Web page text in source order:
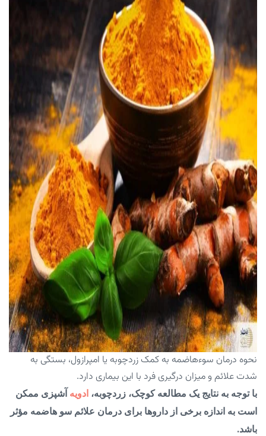
نحوه درمان سوءهاضمه به کمک زردچوبه یا امپرازول، بستگی به
شدت علائم و میزان درگیری فرد با این بیماری دارد.
با توجه به نتایج یک مطالعه کوچک، زردچوبه، ادویه آشپزی ممکن
است به اندازه برخی از داروها برای درمان علائم سو هاضمه مؤثر
باشد.